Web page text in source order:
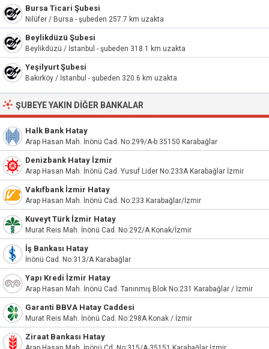
Bursa Ticari Şubesi
Nilüfer / Bursa - şubeden 257.7 km uzakta
Beylikdüzü Şubesi
Beylikdüzü / İstanbul - şubeden 318.1 km uzakta
Yeşilyurt Şubesi
Bakırköy / İstanbul - şubeden 320.6 km uzakta
ŞUBEYE YAKIN DIĞER BANKALAR
Halk Bank Hatay
Arap Hasan Mah. İnönü Cad. No:299/A-b 35150 Karabağlar
Denizbank Hatay İzmir
Arap Hasan Mah. İnönü Cad. Yusuf Lider No:233A Karabağlar İzmir
Vakıfbank İzmir Hatay
Arap Hasan Mah. İnönü Cad. No:233 Karabağlar/İzmir
Kuveyt Türk İzmir Hatay
Murat Reis Mah. İnönü Cad. No:292/A Konak/İzmir
İş Bankası Hatay
İnönü Cad. No:313/A Karabağlar
Yapı Kredi İzmir Hatay
Arap Hasan Mah. İnönü Cad. Tanınmış Blok No:231 Karabağlar / İzmir
Garanti BBVA Hatay Caddesi
Murat Reis Mah. İnönü Cad. No:298A Konak / İzmir
Ziraat Bankası Hatay